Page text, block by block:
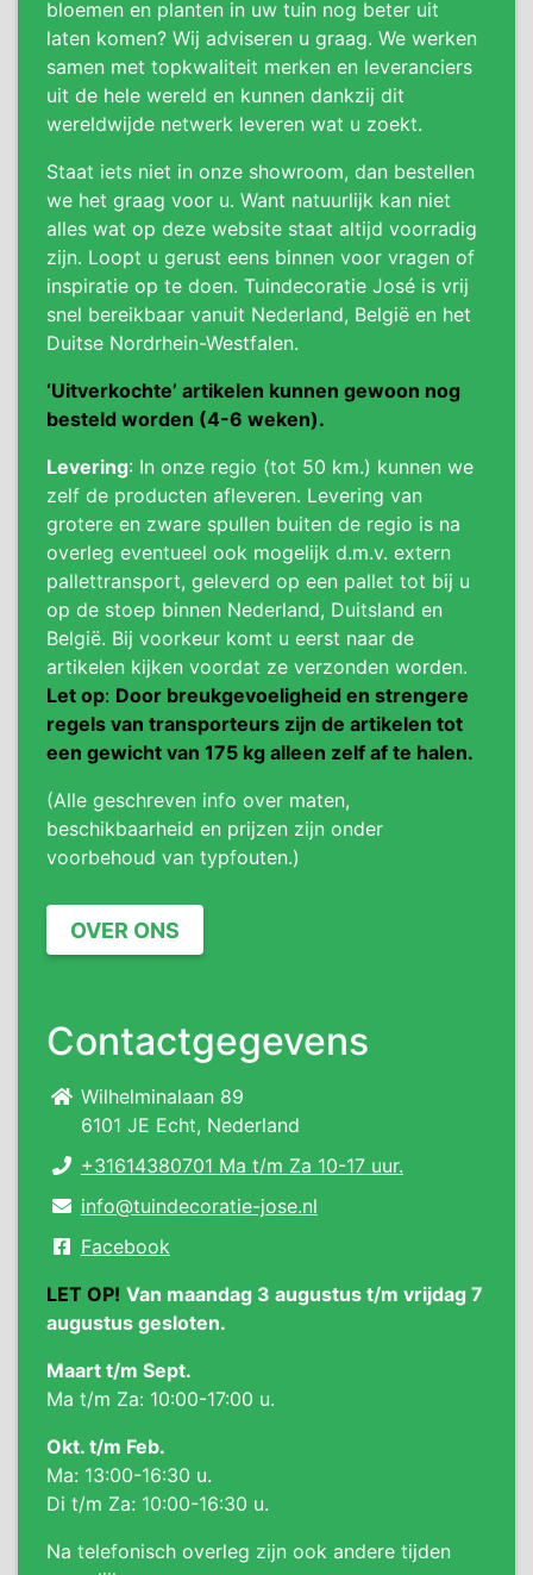
bloemen en planten in uw tuin nog beter uit
laten komen? Wij adviseren u graag. We werken
samen met topkwaliteit merken en leveranciers
uit de hele wereld en kunnen dankzij dit
wereldwijde netwerk leveren wat u zoekt.
Staat iets niet in onze showroom, dan bestellen
we het graag voor u. Want natuurlijk kan niet
alles wat op deze website staat altijd voorradig
zijn. Loopt u gerust eens binnen voor vragen of
inspiratie op te doen. Tuindecoratie José is vrij
snel bereikbaar vanuit Nederland, België en het
Duitse Nordrhein-Westfalen.
‘Uitverkochte’ artikelen kunnen gewoon nog
besteld worden (4-6 weken).
Levering: In onze regio (tot 50 km.) kunnen we
zelf de producten afleveren. Levering van
grotere en zware spullen buiten de regio is na
overleg eventueel ook mogelijk d.m.v. extern
pallettransport, geleverd op een pallet tot bij u
op de stoep binnen Nederland, Duitsland en
België. Bij voorkeur komt u eerst naar de
artikelen kijken voordat ze verzonden worden.
Let op: Door breukgevoeligheid en strengere
regels van transporteurs zijn de artikelen tot
een gewicht van 175 kg alleen zelf af te halen.
(Alle geschreven info over maten,
beschikbaarheid en prijzen zijn onder
voorbehoud van typfouten.)
OVER ONS
Contactgegevens
Wilhelminalaan 89
6101 JE Echt, Nederland
+31614380701 Ma t/m Za 10-17 uur.
info@tuindecoratie-jose.nl
Facebook
LET OP! Van maandag 3 augustus t/m vrijdag 7
augustus gesloten.
Maart t/m Sept.
Ma t/m Za: 10:00-17:00 u.
Okt. t/m Feb.
Ma: 13:00-16:30 u.
Di t/m Za: 10:00-16:30 u.
Na telefonisch overleg zijn ook andere tijden